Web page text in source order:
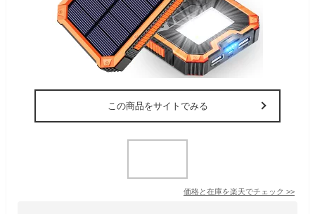
この商品をサイトでみる
価格と在庫を楽天でチェック >>